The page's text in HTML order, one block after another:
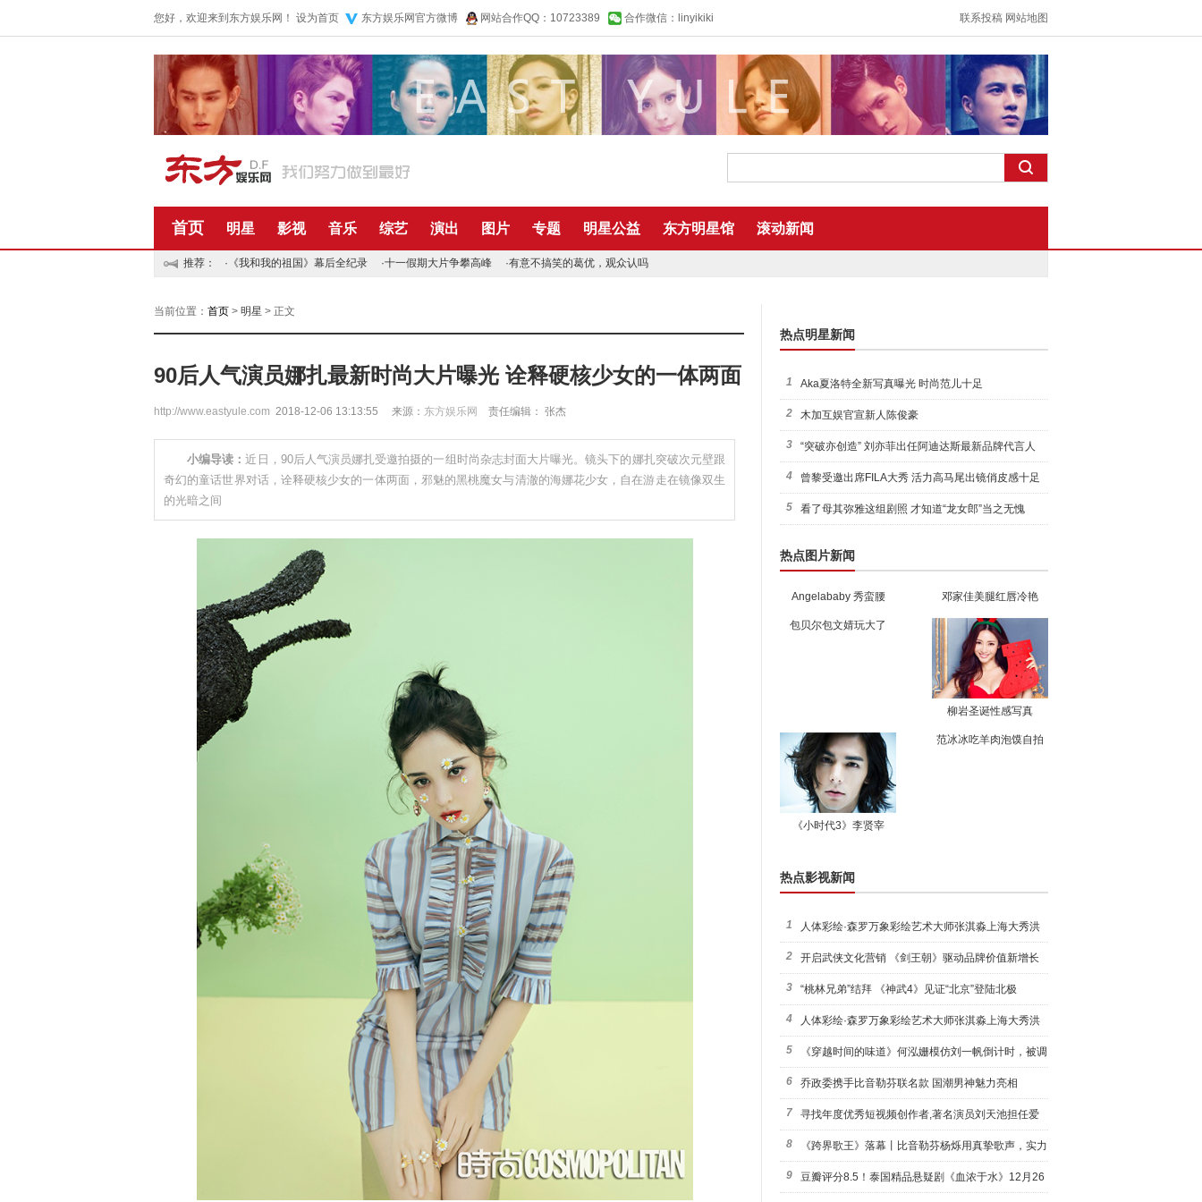
您好，欢迎来到东方娱乐网！ 设为首页 东方娱乐网官方微博 网站合作QQ：10723389 合作微信：linyikiki 联系投稿 网站地图
首页 明星 影视 音乐 综艺 演出 图片 专题 明星公益 东方明星馆 滚动新闻
推荐： · 《我和我的祖国》幕后全纪录 ·十一假期大片争攀高峰 ·有意不搞笑的葛优，观众认吗
当前位置： 首页 > 明星 > 正文
90后人气演员娜扎最新时尚大片曝光 诠释硬核少女的一体两面
http://www.eastyule.com 2018-12-06 13:13:55 来源： 东方娱乐网 责任编辑： 张杰
小编导读：近日，90后人气演员娜扎受邀拍摄的一组时尚杂志封面大片曝光。镜头下的娜扎突破次元壁跟
奇幻的童话世界对话，诠释硬核少女的一体两面，邪魅的黑桃魔女与清澈的海娜花少女，自在游走在镜像双生
的光暗之间
热点明星新闻
1 Aka夏洛特全新写真曝光 时尚范儿十足
2 木加互娱官宣新人陈俊豪
3 “突破亦创造” 刘亦菲出任阿迪达斯最新品牌代言人
引爆
4 曾黎受邀出席FILA大秀 活力高马尾出镜俏皮感十足
5 看了母其弥雅这组剧照 才知道“龙女郎”当之无愧
热点图片新闻
Angelababy 秀蛮腰 邓家佳美腿红唇冷艳
包贝尔包文婧玩大了
柳岩圣诞性感写真
《小时代3》李贤宰
范冰冰吃羊肉泡馍自拍
热点影视新闻
1 人体彩绘·森罗万象彩绘艺术大师张淇淼上海大秀洪
荒宇宙
2 开启武侠文化营销 《剑王朝》驱动品牌价值新增长
3 “桃林兄弟”结拜 《神武4》见证“北京”登陆北极
4 人体彩绘·森罗万象彩绘艺术大师张淇淼上海大秀洪
荒宇宙
5 《穿越时间的味道》何泓姗模仿刘一帆倒计时，被调
侃“学人
6 乔政委携手比音勒芬联名款 国潮男神魅力亮相
7 寻找年度优秀短视频创作者,著名演员刘天池担任爱
奇艺号"奇
8 《跨界歌王》落幕丨比音勒芬杨烁用真挚歌声，实力
圈粉!
9 豆瓣评分8.5！泰国精品悬疑剧《血浓于水》12月26